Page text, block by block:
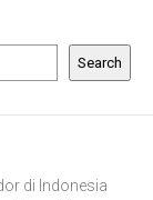
Search
di Indonesia